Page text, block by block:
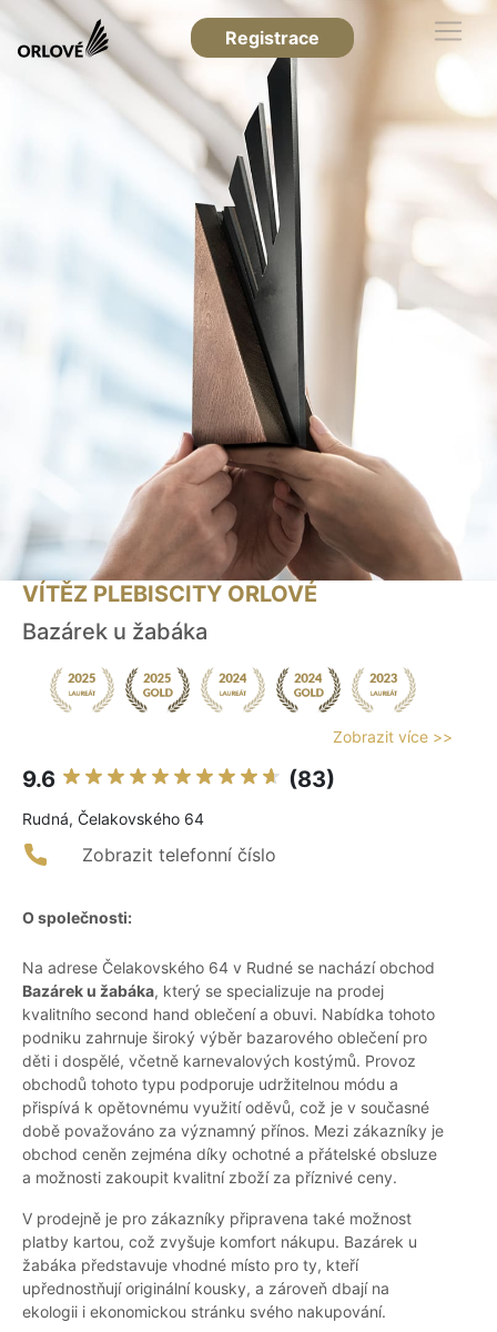
Registrace
VÍTĚZ PLEBISCITY ORLOVÉ
Bazárek u žabáka
Zobrazit více >>
9.6 (83)
Rudná, Čelakovského 64
Zobrazit telefonní číslo
O společnosti:
Na adrese Čelakovského 64 v Rudné se nachází obchod
Bazárek u žabáka, který se specializuje na prodej
kvalitního second hand oblečení a obuvi. Nabídka tohoto
podniku zahrnuje široký výběr bazarového oblečení pro
děti i dospělé, včetně karnevalových kostýmů. Provoz
obchodů tohoto typu podporuje udržitelnou módu a
přispívá k opětovnému využití oděvů, což je v současné
době považováno za významný přínos. Mezi zákazníky je
obchod ceněn zejména díky ochotné a přátelské obsluze
a možnosti zakoupit kvalitní zboží za příznivé ceny.
V prodejně je pro zákazníky připravena také možnost
platby kartou, což zvyšuje komfort nákupu. Bazárek u
žabáka představuje vhodné místo pro ty, kteří
upřednostňují originální kousky, a zároveň dbají na
ekologii i ekonomickou stránku svého nakupování.